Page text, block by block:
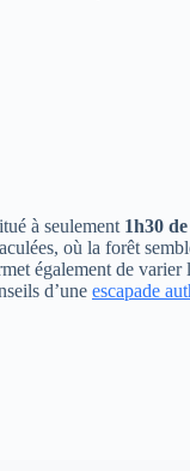
à seulement 1h30
où la forêt
également de
d’une escapade